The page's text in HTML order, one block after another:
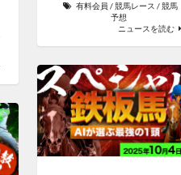
有料会員 /競馬レース /競馬
予想
ニュースを読む